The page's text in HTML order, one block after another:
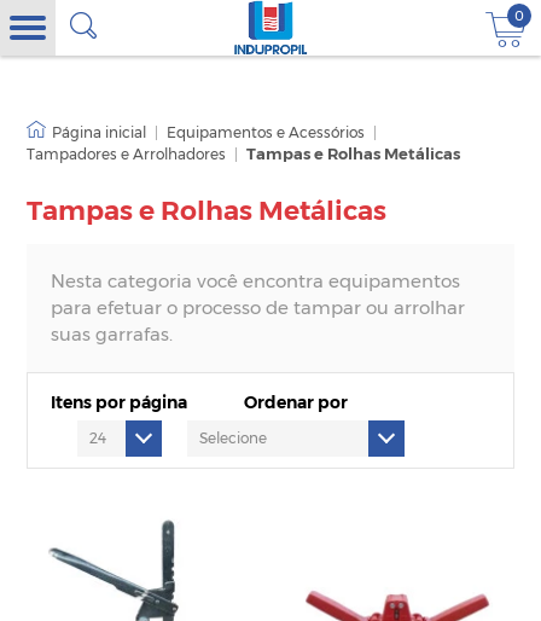
0
Equipamentos e Acessórios
Tampadores e Arrolhadores
Tampas e Rolhas Metálicas
Tampas e Rolhas Metálicas
Nesta categoria você encontra equipamentos
para efetuar o processo de tampar ou arrolhar
suas garrafas.
Itens por página Ordenar por